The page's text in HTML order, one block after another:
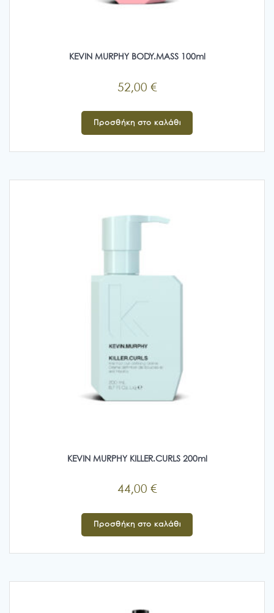
KEVIN MURPHY BODY.MASS 100ml
52,00 €
Προσθήκη στο καλάθι
KEVIN MURPHY KILLER.CURLS 200ml
44,00 €
Προσθήκη στο καλάθι